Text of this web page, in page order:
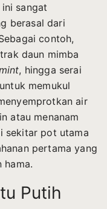
sangat
berasal dari
contoh,
daun mimba
, hingga serai
memukul
air
atau menanam
sekitar pot utama
pertama yang
hama.
Putih